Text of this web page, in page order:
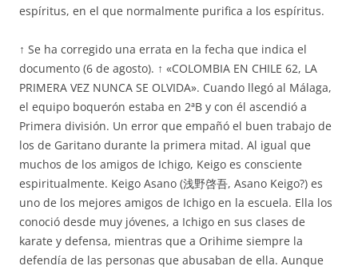
espíritus, en el que normalmente purifica a los espíritus.
↑ Se ha corregido una errata en la fecha que indica el
documento (6 de agosto). ↑ «COLOMBIA EN CHILE 62, LA
PRIMERA VEZ NUNCA SE OLVIDA». Cuando llegó al Málaga,
el equipo boquerón estaba en 2ªB y con él ascendió a
Primera división. Un error que empañó el buen trabajo de
los de Garitano durante la primera mitad. Al igual que
muchos de los amigos de Ichigo, Keigo es consciente
espiritualmente. Keigo Asano (浅野啓吾, Asano Keigo?) es
uno de los mejores amigos de Ichigo en la escuela. Ella los
conoció desde muy jóvenes, a Ichigo en sus clases de
karate y defensa, mientras que a Orihime siempre la
defendía de las personas que abusaban de ella. Aunque